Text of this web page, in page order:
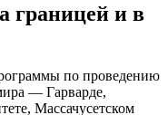
границей и в
по проведению
— Гарварде,
Массачусетском